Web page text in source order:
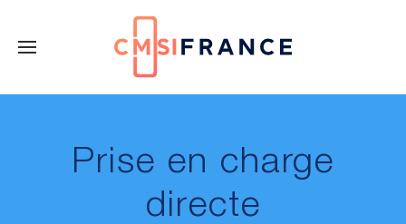
Prise en charge
directe